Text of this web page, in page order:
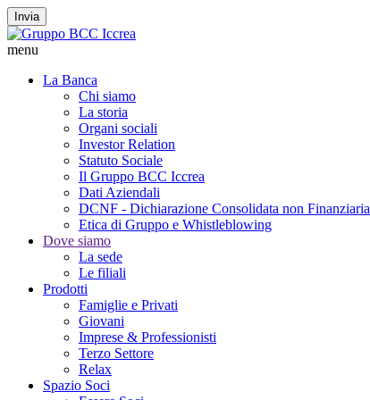
Invia
menu
La Banca
Chi siamo
La storia
Organi sociali
Investor Relation
Statuto Sociale
Il Gruppo BCC Iccrea
Dati Aziendali
DCNF - Dichiarazione Consolidata non Finanziaria
Etica di Gruppo e Whistleblowing
Dove siamo
La sede
Le filiali
Prodotti
Famiglie e Privati
Giovani
Imprese & Professionisti
Terzo Settore
Relax
Spazio Soci